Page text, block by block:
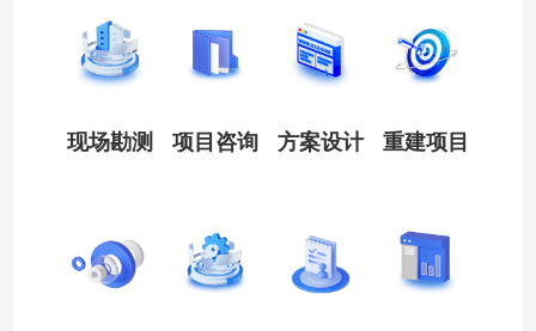
现场勘测 项目咨询 方案设计 重建项目